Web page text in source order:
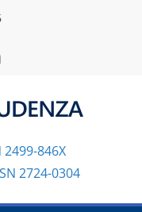
2499-846X
2724-0304